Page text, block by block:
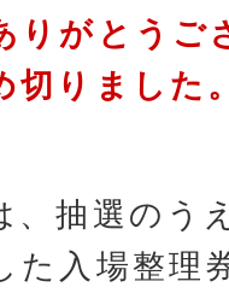
りがとう
切りました
、抽選のう
た入場整理